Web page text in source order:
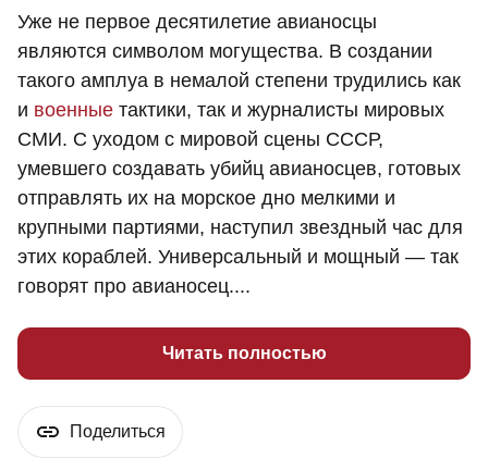
Уже не первое десятилетие авианосцы
являются символом могущества. В создании
такого амплуа в немалой степени трудились как
и военные тактики, так и журналисты мировых
СМИ. С уходом с мировой сцены СССР,
умевшего создавать убийц авианосцев, готовых
отправлять их на морское дно мелкими и
крупными партиями, наступил звездный час для
этих кораблей. Универсальный и мощный — так
говорят про авианосец....
Читать полностью
Поделиться